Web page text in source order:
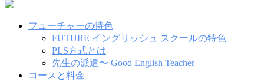
フューチャーの特色
FUTURE イングリッシュ スクールの特色
PLS方式とは
先生の派遣〜 Good English Teacher
コースと料金